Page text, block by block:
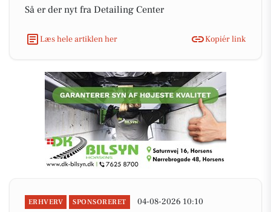
Så er der nyt fra Detailing Center
Læs hele artiklen her Kopiér link
ERHVERV SPONSORERET 04-08-2026 10:10